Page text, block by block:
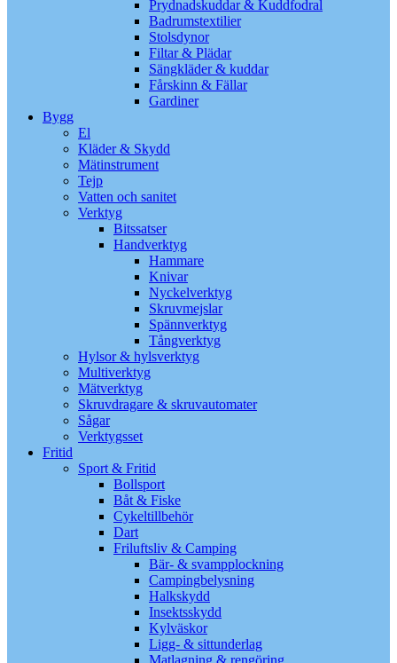
Prydnadskuddar & Kuddfodral
Badrumstextilier
Stolsdynor
Filtar & Plädar
Sängkläder & kuddar
Fårskinn & Fällar
Gardiner
Bygg
El
Kläder & Skydd
Mätinstrument
Tejp
Vatten och sanitet
Verktyg
Bitssatser
Handverktyg
Hammare
Knivar
Nyckelverktyg
Skruvmejslar
Spännverktyg
Tångverktyg
Hylsor & hylsverktyg
Multiverktyg
Mätverktyg
Skruvdragare & skruvautomater
Sågar
Verktygsset
Fritid
Sport & Fritid
Bollsport
Båt & Fiske
Cykeltillbehör
Dart
Friluftsliv & Camping
Bär- & svampplockning
Campingbelysning
Halkskydd
Insektsskydd
Kylväskor
Ligg- & sittunderlag
Matlagning & rengöring